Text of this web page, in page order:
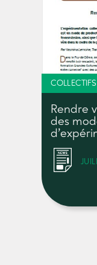
Rendre
des